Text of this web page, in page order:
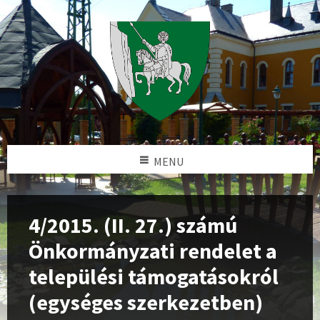
MENU
4/2015. (II. 27.) számú
Önkormányzati rendelet a
települési támogatásokról
(egységes szerkezetben)